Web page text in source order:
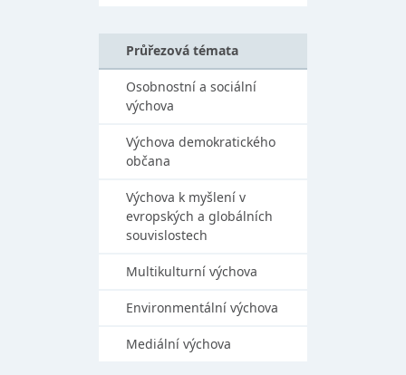
Průřezová témata
Osobnostní a sociální
výchova
Výchova demokratického
občana
Výchova k myšlení v
evropských a globálních
souvislostech
Multikulturní výchova
Environmentální výchova
Mediální výchova